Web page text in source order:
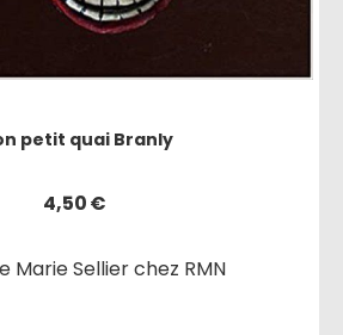
petit quai Branly
4,50€
Marie Sellier chez RMN